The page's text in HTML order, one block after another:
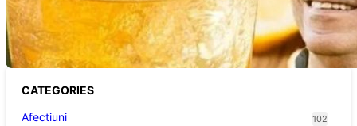
Cele cinci băuturi esențiale pentru
menținerea glicemiei sub control pe timpul
nopții: Ghidul specialistului
CATEGORIES
Afectiuni
102